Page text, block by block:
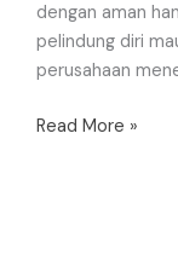
dengan aman
pelindung diri
perusahaan
Read More »